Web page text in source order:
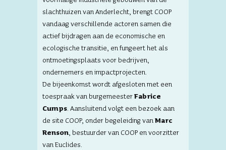
slachthuizen van Anderlecht, brengt COOP
vandaag verschillende actoren samen die
actief bijdragen aan de economische en
ecologische transitie, en fungeert het als
ontmoetingsplaats voor bedrijven,
ondernemers en impactprojecten.
De bijeenkomst wordt afgesloten met een
toespraak van burgemeesterFabrice
Cumps. Aansluitend volgt een bezoek aan
de site COOP, onder begeleiding vanMarc
Renson, bestuurder van COOP en voorzitter
van Euclides.